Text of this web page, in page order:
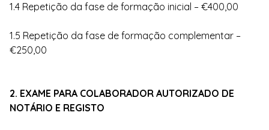
1.4 Repetição da fase de formação inicial – €400,00
1.5 Repetição da fase de formação complementar –
€250,00
2. EXAME PARA COLABORADOR AUTORIZADO DE
NOTÁRIO E REGISTO